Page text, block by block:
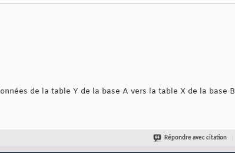
de la table Y de la base A vers la table X de la base B
Répondre avec citation